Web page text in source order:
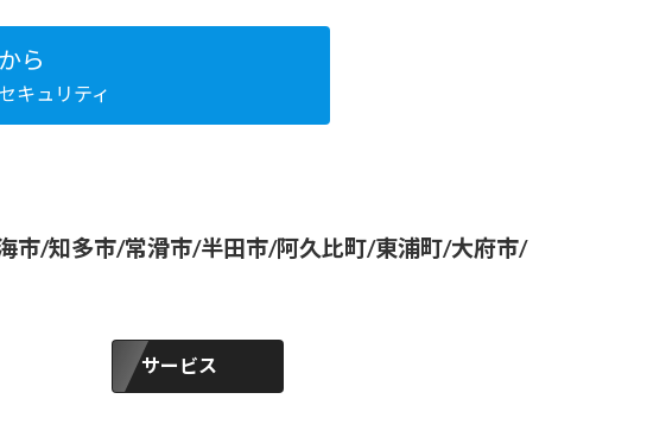
ら
キュリティ
市/知多市/常滑市/半田市/阿久比町/東浦町/大府市/
サービス